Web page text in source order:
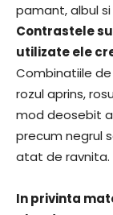
pamant, albul
Contrastele
utilizate ele
Combinatiile
rozul aprins,
mod deosebit
precum negrul
atat de ravnita.
In privinta